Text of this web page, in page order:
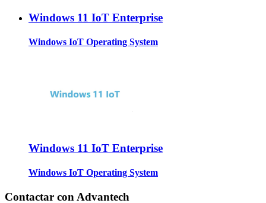
Windows 11 IoT Enterprise
Windows IoT Operating System
Windows 11 IoT Enterprise
Windows IoT Operating System
Contactar con Advantech